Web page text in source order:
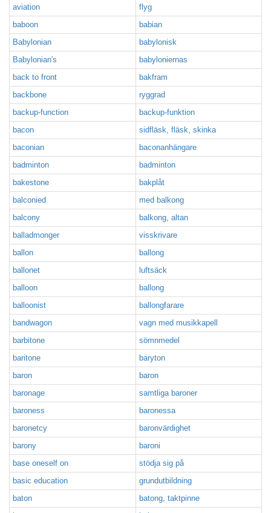
aviation
flyg
baboon
babian
Babylonian
babylonisk
Babylonian's
babyloniernas
back to front
bakfram
backbone
ryggrad
backup-function
backup-funktion
bacon
sidfläsk, fläsk, skinka
baconian
baconanhängare
badminton
badminton
bakestone
bakplåt
balconied
med balkong
balcony
balkong, altan
balladmonger
visskrivare
ballon
ballong
ballonet
luftsäck
balloon
ballong
balloonist
ballongfarare
bandwagon
vagn med musikkapell
barbitone
sömnmedel
baritone
baryton
baron
baron
baronage
samtliga baroner
baroness
baronessa
baronetcy
baronvärdighet
barony
baroni
base oneself on
stödja sig på
basic education
grundutbildning
baton
batong, taktpinne